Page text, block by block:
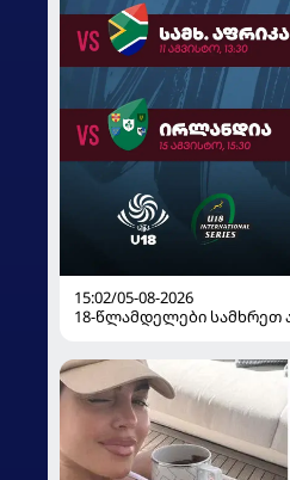
15:02/05-08-2026
18-წლამდელები სამხრეთ